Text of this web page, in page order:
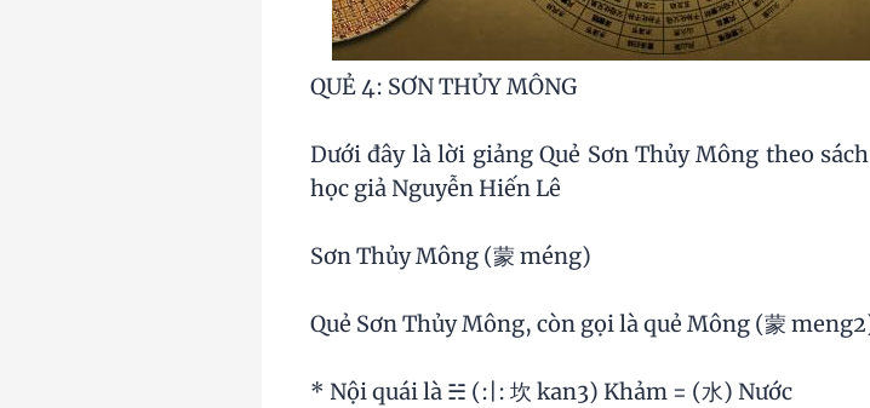
QUẺ 4: SƠN THỦY MÔNG
Dưới đây là lời giảng Quẻ Sơn Thủy Mông theo
học giả Nguyễn Hiến Lê
Sơn Thủy Mông (蒙 méng)
Quẻ Sơn Thủy Mông, còn gọi là quẻ Mông (蒙
* Nội quái là ☵ (:|: 坎 kan3) Khảm = (水) Nước